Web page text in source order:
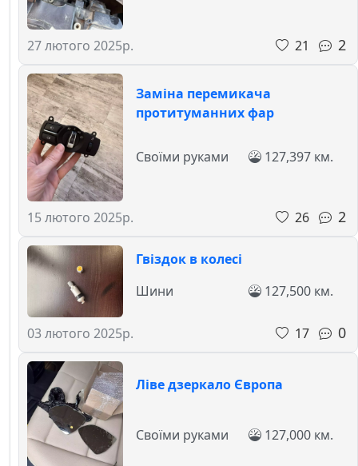
27 лютого 2025р. 21 2
Заміна перемикача
протитуманних фар
15 лютого 2025р.
Своїми руками 127,397 км.
26 2
Гвіздок в колесі
03 лютого 2025р.
Шини 127,500 км.
17 0
Ліве дзеркало Європа
Своїми руками 127,000 км.